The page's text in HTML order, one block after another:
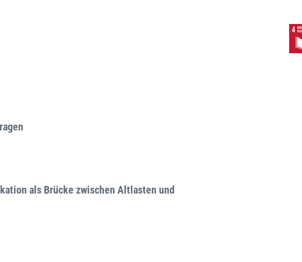
als Brücke zwischen Altlasten und